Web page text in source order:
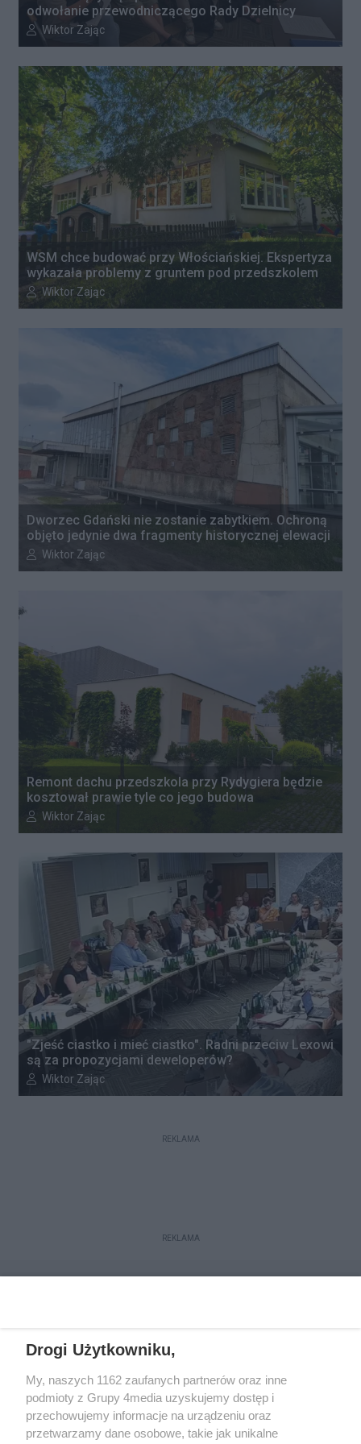
odwołanie przewodniczącego Rady Dzielnicy
Autor artykułu:
Wiktor Zając
WSM chce budować przy Włościańskiej. Ekspertyza
wykazała problemy z gruntem pod przedszkolem
Autor artykułu:
Wiktor Zając
Dworzec Gdański nie zostanie zabytkiem. Ochroną
objęto jedynie dwa fragmenty historycznej elewacji
Autor artykułu:
Wiktor Zając
Remont dachu przedszkola przy Rydygiera będzie
kosztował prawie tyle co jego budowa
Autor artykułu:
Wiktor Zając
"Zjeść ciastko i mieć ciastko". Radni przeciw Lexowi
są za propozycjami deweloperów?
Autor artykułu:
Wiktor Zając
REKLAMA
REKLAMA
Reklama Kontakt Regulamin Dystrybucja
Drogi Użytkowniku,
My, naszych 1162 zaufanych partnerów oraz inne
podmioty z Grupy 4media uzyskujemy dostęp i
przechowujemy informacje na urządzeniu oraz
przetwarzamy dane osobowe, takie jak unikalne